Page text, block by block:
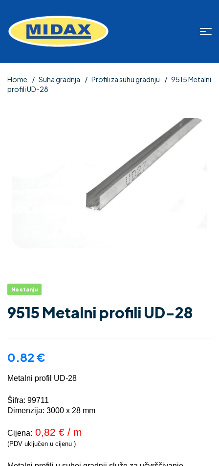
Home Suha gradnja Profili za suhu gradnju
9515 Metalni
profili UD-28
Na stanju
9515 Metalni profili UD-28
0.82 €
Metalni profil UD-28
Šifra: 99711
Dimenzija: 3000 x 28 mm
Cijena: 0,82 € / m
(PDV uključen u cijenu )